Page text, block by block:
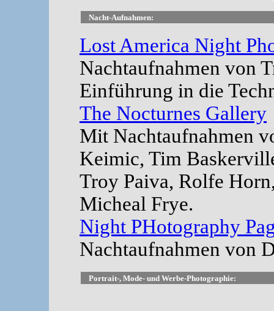
Nacht-Aufnahmen:
Lost America Night
Nachtaufnahmen von
Einführung in die
The Nocturnes Gallery
Mit Nachtaufnahmen
Keimic, Tim
Troy Paiva, Rolfe
Micheal Frye.
Night PHotography
Nachtaufnahmen von
Portrait-, Mode- und Werbe-Photographie: